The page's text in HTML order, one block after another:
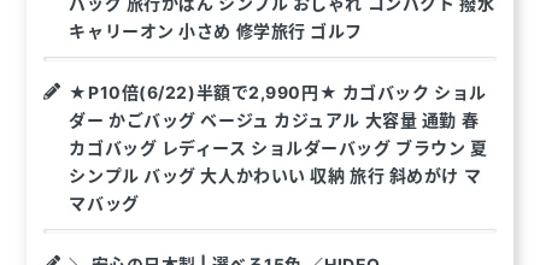
キャリーオン 小さめ 修学旅行 ゴルフ
★P10倍(6/22)半額で2,990円★ カゴバック ショル
ダー かごバッグ ベージュ カジュアル 大容量 通勤 春
カゴバッグ レディース ショルダーバッグ ブラウン 夏
シンプル バッグ 大人かわいい 収納 旅行 斜めがけ マ
マバッグ